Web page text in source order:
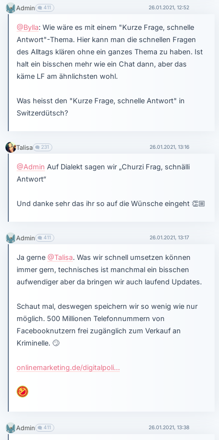
Admin 411 26.01.2021, 12:52
@Bylla: Wie wäre es mit einem "Kurze Frage, schnelle
Antwort"-Thema. Hier kann man die schnellen Fragen
des Alltags klären ohne ein ganzes Thema zu haben. Ist
halt ein bisschen mehr wie ein Chat dann, aber das
käme LF am ähnlichsten wohl.
Was heisst den "Kurze Frage, schnelle Antwort" in
Switzerdütsch?
Talisa 231 26.01.2021, 13:16
@Admin Auf Dialekt sagen wir „Churzi Frag, schnälli
Antwort“
Und danke sehr das ihr so auf die Wünsche eingeht 👏🏼
Admin 411 26.01.2021, 13:17
Ja gerne @Talisa. Was wir schnell umsetzen können
immer gern, technisches ist manchmal ein bisschen
aufwendiger aber da bringen wir auch laufend Updates.
Schaut mal, deswegen speichern wir so wenig wie nur
möglich. 500 Millionen Telefonnummern von
Facebooknutzern frei zugänglich zum Verkauf an
Kriminelle. 🙄
onlinemarketing.de/digitalpoli…
Admin 411 26.01.2021, 13:38